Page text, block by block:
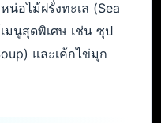
น่อไม้ฝรั่งทะเล (Sea
มนูสุดพิเศษ เช่น ซุป
และเค้กไข่มุก